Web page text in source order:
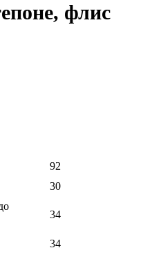
флис
92
30
34
34